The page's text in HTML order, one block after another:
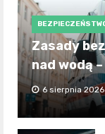
Zasady
nad wodą
6 sierpnia 2026